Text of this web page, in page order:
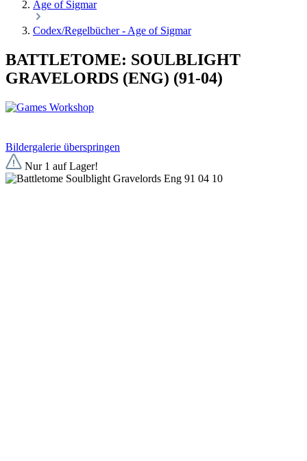
Age of Sigmar
Codex/Regelbücher - Age of Sigmar
BATTLETOME: SOULBLIGHT
GRAVELORDS (ENG) (91-04)
Bildergalerie überspringen
Nur 1 auf Lager!